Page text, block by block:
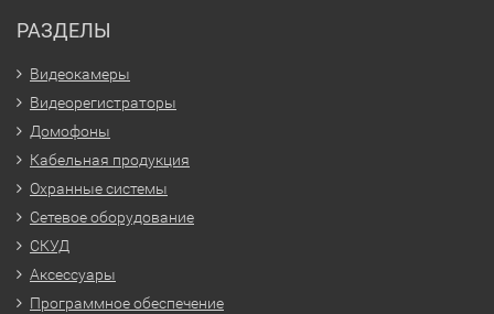
РАЗДЕЛЫ
Видеокамеры
Видеорегистраторы
Домофоны
Кабельная продукция
Охранные системы
Сетевое оборудование
СКУД
Аксессуары
Программное обеспечение